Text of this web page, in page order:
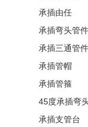
承插由任
承插弯头管件
承插三通管件
承插管帽
承插管箍
45度承插弯
承插支管台